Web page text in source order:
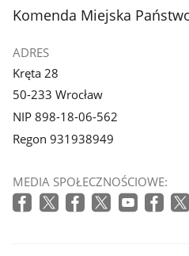
stopka
Komenda Miejska
ADRES
Kręta 28
50-233 Wrocław
NIP 898-18-06-562
Regon 931938949
MEDIA SPOŁECZNOŚCIOWE: